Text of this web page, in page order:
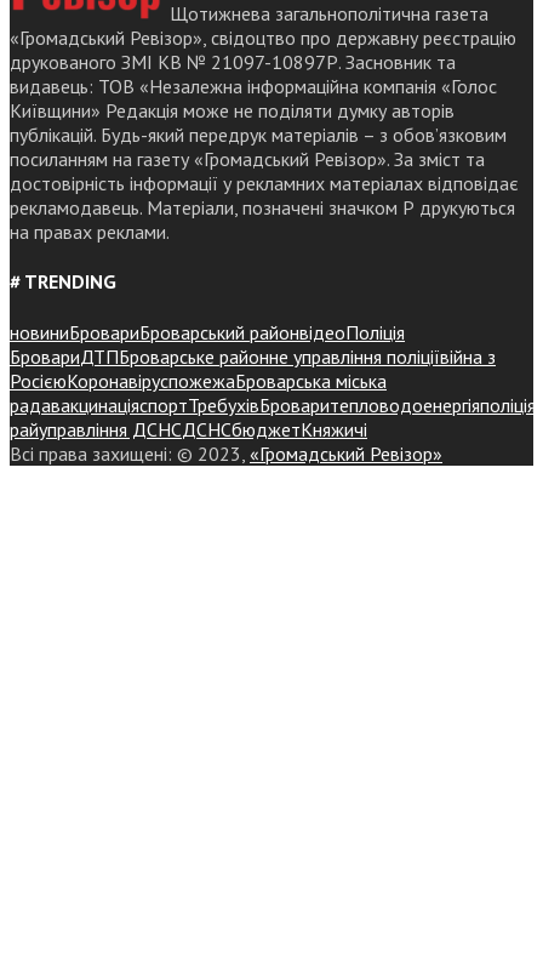
Щотижнева загальнополітична газета
«Громадський Ревізор», свідоцтво про державну реєстрацію
друкованого ЗМІ КВ № 21097-10897Р. Засновник та
видавець: ТОВ «Незалежна інформаційна компанія «Голос
Київщини» Редакція може не поділяти думку авторів
публікацій. Будь-який передрук матеріалів – з обов’язковим
посиланням на газету «Громадський Ревізор». За зміст та
достовірність інформації у рекламних матеріалах відповідає
рекламодавець. Матеріали, позначені значком Р друкуються
на правах реклами.
# TRENDING
новиниБровариБроварський районвідеоПоліція
БровариДТПБроварське районне управління поліціївійна з
РосієюКоронавіруспожежаБроварська міська
радавакцинаціяспортТребухівБроваритепловодоенергіяполіція
райуправління ДСНСДСНСбюджетКняжичі
Всі права захищені: © 2023, «Громадський Ревізор»